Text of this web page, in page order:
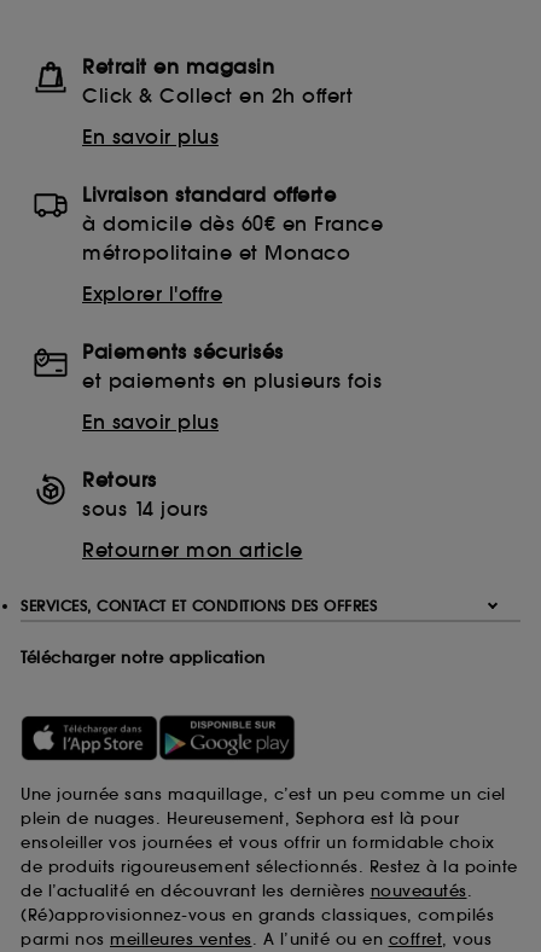
Retrait en magasin
Click & Collect en 2h offert
En savoir plus
Livraison standard offerte
à domicile dès 60€ en France
métropolitaine et Monaco
Explorer l'offre
Paiements sécurisés
et paiements en plusieurs fois
En savoir plus
Retours
sous 14 jours
Retourner mon article
SERVICES, CONTACT ET CONDITIONS DES OFFRES
Télécharger notre application
Une journée sans maquillage, c’est un peu comme un ciel
plein de nuages. Heureusement, Sephora est là pour
ensoleiller vos journées et vous offrir un formidable choix
de produits rigoureusement sélectionnés. Restez à la pointe
de l’actualité en découvrant les dernières nouveautés.
(Ré)approvisionnez-vous en grands classiques, compilés
parmi nos meilleures ventes. A l’unité ou en coffret, vous